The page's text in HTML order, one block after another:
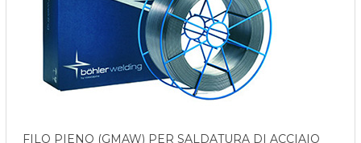
FILO PIENO (GMAW) PER SALDATURA DI ACCIAIO